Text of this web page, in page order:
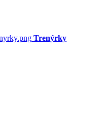
Trenýrky